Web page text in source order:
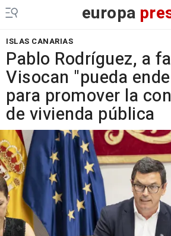
europa
ISLAS CANARIAS
Pablo Rodríguez, a
Visocan "pueda
para promover la
de vivienda pública